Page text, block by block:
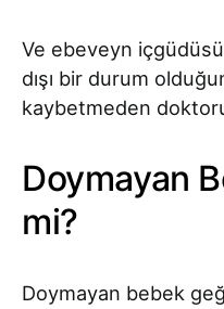
Ve ebeveyn
dışı bir durum
kaybetmeden
Doymayan
mi?
Doymayan bebek